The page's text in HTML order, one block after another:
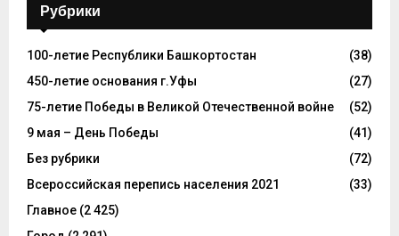
Рубрики
100-летие Республики Башкортостан
(38)
450-летие основания г.Уфы
(27)
75-летие Победы в Великой Отечественной войне
(52)
9 мая – День Победы
(41)
Без рубрики
(72)
Всероссийская перепись населения 2021
(33)
Главное (2 425)